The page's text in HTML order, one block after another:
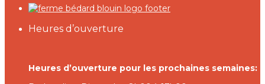
Heures d’ouverture
Heures d’ouverture pour les prochaines semaines: